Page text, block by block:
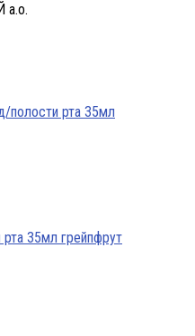
35мл грейпфрут